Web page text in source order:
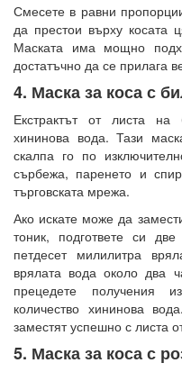
Смесете в равни
да престои върху косата
Маската има мощно
достатъчно да се прилага
4. Маска за коса с
Екстрактът от листа
хининова вода. Тази
скалпа го по
сърбежа, паренето и
търговската мрежа.
Ако искате може да
тоник, подгответе си
петдесет милилитра
врялата вода около два
прецедете получения
количество хининова
заместят успешно с листа
5. Маска за коса с